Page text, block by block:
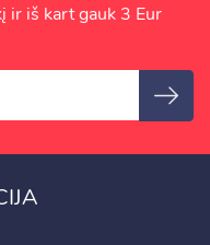
ir iš kart gauk 3 Eur